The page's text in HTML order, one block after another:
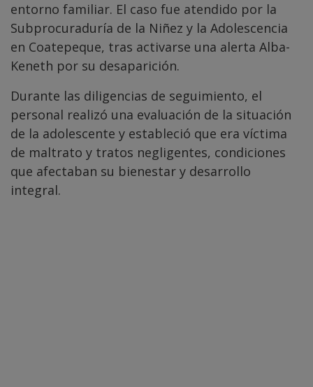
entorno familiar. El caso fue atendido por la
Subprocuraduría de la Niñez y la Adolescencia
en Coatepeque, tras activarse una alerta Alba-
Keneth por su desaparición.
Durante las diligencias de seguimiento, el
personal realizó una evaluación de la situación
de la adolescente y estableció que era víctima
de maltrato y tratos negligentes, condiciones
que afectaban su bienestar y desarrollo
integral.